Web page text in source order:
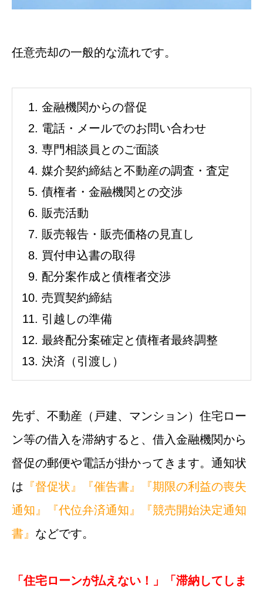
任意売却の一般的な流れです。
金融機関からの督促
電話・メールでのお問い合わせ
専門相談員とのご面談
媒介契約締結と不動産の調査・査定
債権者・金融機関との交渉
販売活動
販売報告・販売価格の見直し
買付申込書の取得
配分案作成と債権者交渉
売買契約締結
引越しの準備
最終配分案確定と債権者最終調整
決済（引渡し）
先ず、不動産（戸建、マンション）住宅ロー
ン等の借入を滞納すると、借入金融機関から
督促の郵便や電話が掛かってきます。通知状
は 『督促状』 『催告書』
『期限の利益の喪失
通知』
『代位弁済通知』
『競売開始決定通知
書』 などです。
「住宅ローンが払えない！」「滞納してしま